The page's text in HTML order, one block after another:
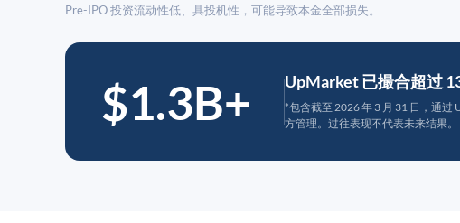
Pre-IPO 投资流动性低、具投机性，可能导致本金全部损失。
$1.3B+ UpMarket 已撮合超过
*包含截至 2026 年 3 月 31 日，通
方管理。过往表现不代表未来结果。